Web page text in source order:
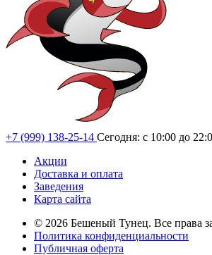
+7 (999) 138-25-14 Сегодня: с 10:00 до
Акции
Доставка и оплата
Заведения
Карта сайта
© 2026 Бешеный Тунец. Все права
Политика конфиденциальности
Публичная оферта